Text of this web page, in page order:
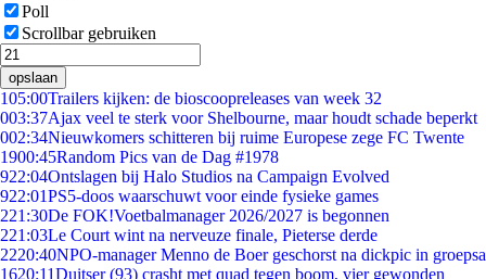
Poll
Scrollbar gebruiken
opslaan
105:00Trailers kijken: de bioscoopreleases van week 32
003:37Ajax veel te sterk voor Shelbourne, maar houdt schade beperkt
002:34Nieuwkomers schitteren bij ruime Europese zege FC Twente
1900:45Random Pics van de Dag #1978
922:04Ontslagen bij Halo Studios na Campaign Evolved
922:01PS5-doos waarschuwt voor einde fysieke games
221:30De FOK!Voetbalmanager 2026/2027 is begonnen
221:03Le Court wint na nerveuze finale, Pieterse derde
2220:40NPO-manager Menno de Boer geschorst na dickpic in
1620:11Duitser (93) crasht met quad tegen boom, vier gewonden